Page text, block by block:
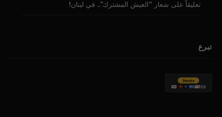
تعليقاً على شعار “العيش المشترك”.. في لبنان!
تبرع